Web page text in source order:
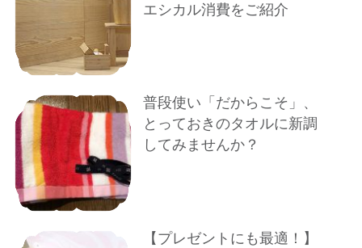
エシカル消費をご紹介
普段使い「だからこそ」、
とっておきのタオルに新調
してみませんか？
【プレゼントにも最適！】